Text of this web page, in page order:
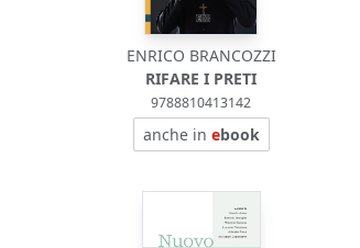
ENRICO BRANCOZZI
RIFARE I PRETI
9788810413142
anche in ebook